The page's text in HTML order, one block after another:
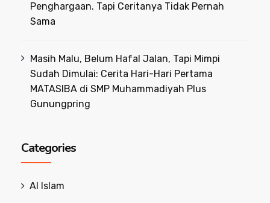
Penghargaan. Tapi Ceritanya Tidak Pernah
Sama
Masih Malu, Belum Hafal Jalan, Tapi Mimpi
Sudah Dimulai: Cerita Hari-Hari Pertama
MATASIBA di SMP Muhammadiyah Plus
Gunungpring
Categories
Al Islam